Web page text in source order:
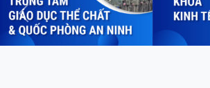
Previous